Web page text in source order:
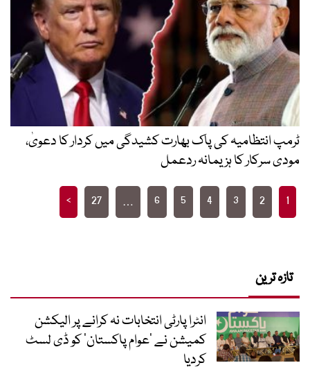
ٹرمپ انتظامیہ کی پاک بھارت کشیدگی میں کردار کا دعویٰ،
مودی سرکار کا ہزیمانہ ردعمل
Posts
pagination
1
2
3
4
5
6
…
27
>
تازہ ترین
انٹرا پارٹی انتخابات نہ کرانے پر الیکشن
کمیشن نے ’عوام پاکستان‘ کو ڈی لسٹ
کردیا